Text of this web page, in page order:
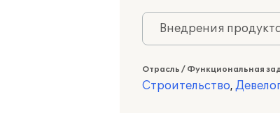
Внедрения
Отрасль / Функциональная
Строительство,